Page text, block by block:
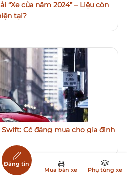
“Xe của năm 2024” – Liệu còn
tại?
Có đáng mua cho gia đình
Đăng tin
Mua bán xe
Phụ tùng xe